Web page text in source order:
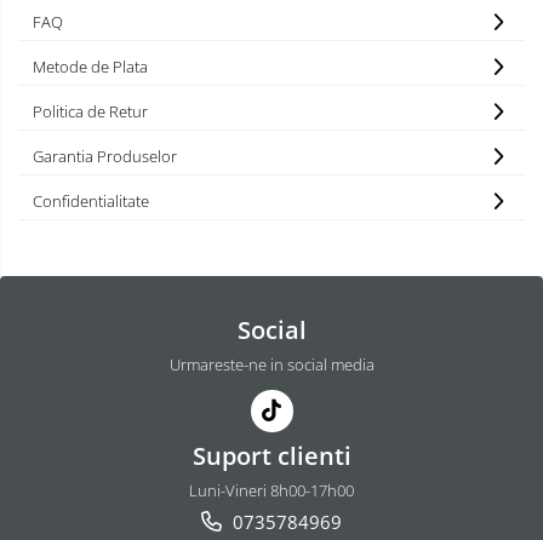
FAQ
Metode de Plata
Politica de Retur
Garantia Produselor
Confidentialitate
Social
Urmareste-ne in social media
Suport clienti
Luni-Vineri 8h00-17h00
0735784969